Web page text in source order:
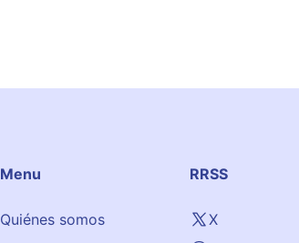
Menu
Quiénes somos
RRSS
X